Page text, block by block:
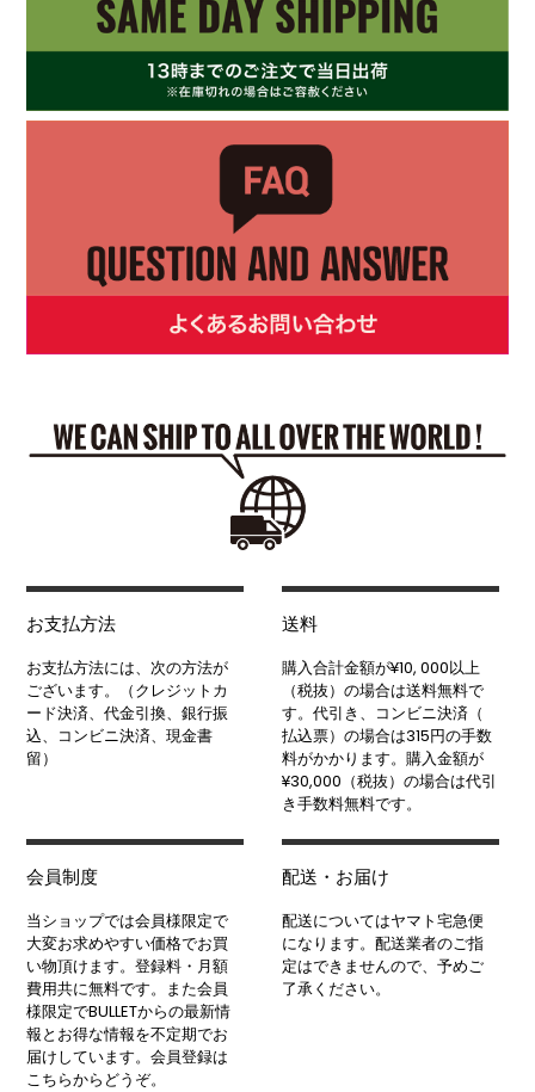
お支払方法
お支払方法には、次の方法が
ございます。（クレジットカ
ード決済、代金引換、銀行振
込、コンビニ決済、現金書
留）
送料
購入合計金額が¥10, 000以上
（税抜）の場合は送料無料で
す。代引き、コンビニ決済（
払込票）の場合は315円の手数
料がかかります。購入金額が
¥30,000（税抜）の場合は代引
き手数料無料です。
会員制度
当ショップでは会員様限定で
大変お求めやすい価格でお買
い物頂けます。登録料・月額
費用共に無料です。また会員
様限定でBULLETからの最新情
報とお得な情報を不定期でお
届けしています。会員登録は
こちらからどうぞ。
配送・お届け
配送についてはヤマト宅急便
になります。配送業者のご指
定はできませんので、予めご
了承ください。